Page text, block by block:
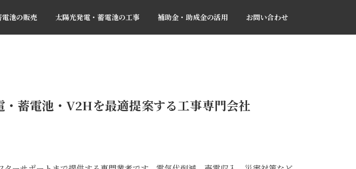
池の販売 太陽光発電・蓄電池の工事 補助金・助成金の活用 お問い合わせ
蓄電池・V2Hを最適提案する工事専門会社